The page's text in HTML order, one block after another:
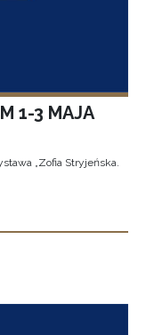
1-3 MAJA
„Zofia Stryjeńska.